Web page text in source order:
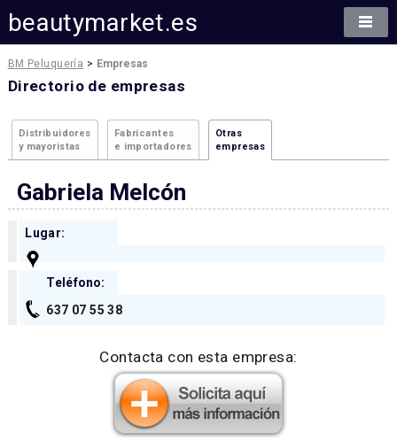
beautymarket.es
BM Peluquería > Empresas
Directorio de empresas
Distribuidores
y mayoristas
Fabricantes
e importadores
Otras
empresas
Gabriela Melcón
Lugar:
Teléfono:
637 07 55 38
Contacta con esta empresa: